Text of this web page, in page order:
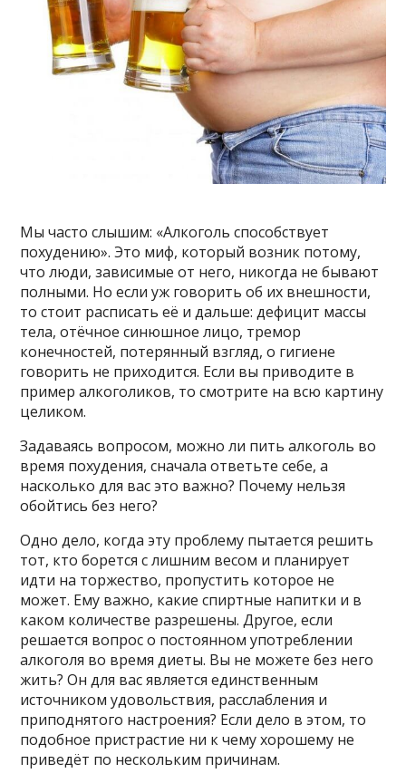
Мы часто слышим: «Алкоголь способствует
похудению». Это миф, который возник потому,
что люди, зависимые от него, никогда не бывают
полными. Но если уж говорить об их внешности,
то стоит расписать её и дальше: дефицит массы
тела, отёчное синюшное лицо, тремор
конечностей, потерянный взгляд, о гигиене
говорить не приходится. Если вы приводите в
пример алкоголиков, то смотрите на всю картину
целиком.
Задаваясь вопросом, можно ли пить алкоголь во
время похудения, сначала ответьте себе, а
насколько для вас это важно? Почему нельзя
обойтись без него?
Одно дело, когда эту проблему пытается решить
тот, кто борется с лишним весом и планирует
идти на торжество, пропустить которое не
может. Ему важно, какие спиртные напитки и в
каком количестве разрешены. Другое, если
решается вопрос о постоянном употреблении
алкоголя во время диеты. Вы не можете без него
жить? Он для вас является единственным
источником удовольствия, расслабления и
приподнятого настроения? Если дело в этом, то
подобное пристрастие ни к чему хорошему не
приведёт по нескольким причинам.